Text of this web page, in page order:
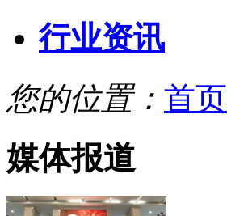
行业资讯
您的位置： 首页
媒体报道